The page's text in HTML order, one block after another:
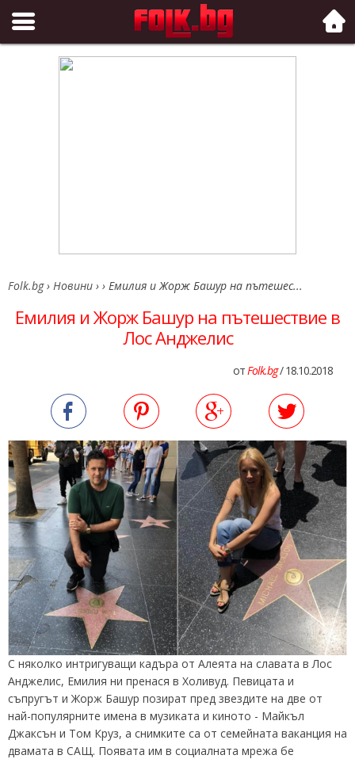
Folk.bg
Folk.bg › Новини › › Емилия и Жорж Башур на пътешес...
Емилия и Жорж Башур на пътешествие в
Лос Анджелис
отFolk.bg/ 18.10.2018
С няколко интригуващи кадъра от Алеята на славата в Лос
Анджелис, Емилия ни пренася в Холивуд. Певицата и
съпругът и Жорж Башур позират пред звездите на две от
най-популярните имена в музиката и киното - Майкъл
Джаксън и Том Круз, а снимките са от семейната ваканция на
двамата в САЩ. Появата им в социалната мрежа бе